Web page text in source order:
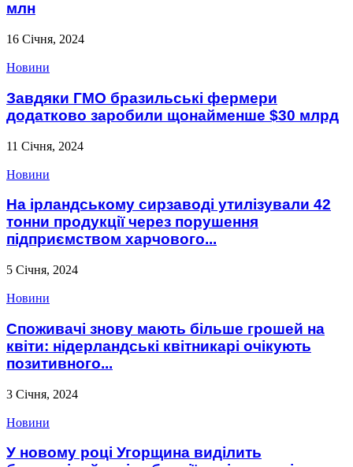
млн
16 Січня, 2024
Новини
Завдяки ГМО бразильські фермери
додатково заробили щонайменше $30 млрд
11 Січня, 2024
Новини
На ірландському сирзаводі утилізували 42
тонни продукції через порушення
підприємством харчового...
5 Січня, 2024
Новини
Споживачі знову мають більше грошей на
квіти: нідерландські квітникарі очікують
позитивного...
3 Січня, 2024
Новини
У новому році Угорщина виділить